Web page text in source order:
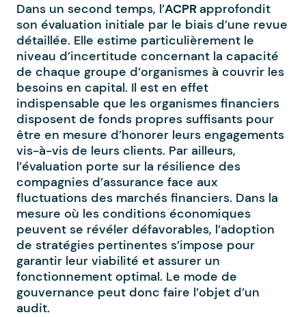
Dans un second temps, l’ACPR approfondit
son évaluation initiale par le biais d’une revue
détaillée. Elle estime particulièrement le
niveau d’incertitude concernant la capacité
de chaque groupe d’organismes à couvrir les
besoins en capital. Il est en effet
indispensable que les organismes financiers
disposent de fonds propres suffisants pour
être en mesure d’honorer leurs engagements
vis-à-vis de leurs clients. Par ailleurs,
l’évaluation porte sur la résilience des
compagnies d’assurance face aux
fluctuations des marchés financiers. Dans la
mesure où les conditions économiques
peuvent se révéler défavorables, l’adoption
de stratégies pertinentes s’impose pour
garantir leur viabilité et assurer un
fonctionnement optimal. Le mode de
gouvernance peut donc faire l’objet d’un
audit.